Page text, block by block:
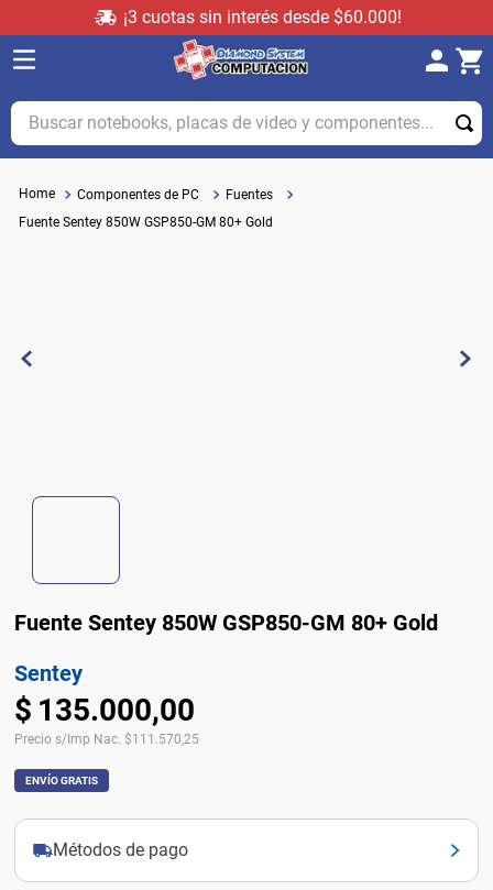
¡3 cuotas sin interés desde $60.000!
Buscar notebooks, placas de video y componentes...
Componentes de PC
Fuentes
Fuente Sentey 850W GSP850-GM 80+ Gold
Fuente Sentey 850W GSP850-GM 80+ Gold
Sentey
$ 135.000,00
Precio s/Imp Nac. $111.570,25
ENVÍO GRATIS
Métodos de pago